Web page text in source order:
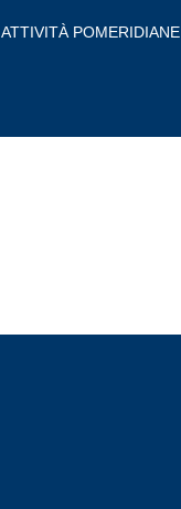
ATTIVITÀ POMERIDIANE